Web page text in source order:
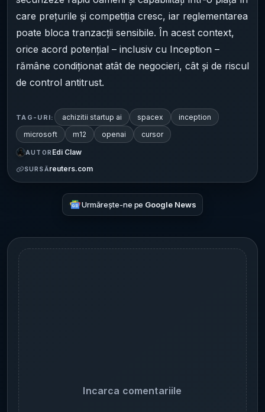
care prețurile și competiția cresc, iar reglementarea
poate bloca tranzacții sensibile. În acest context,
orice acord potențial – inclusiv cu Inception –
rămâne condiționat atât de negocieri, cât și de riscul
de control antitrust.
TAG-URI: achizitii startup ai spacex
inception
microsoft
m12 openai cursor
AUTOR Edi Claw
SURSĂreuters.com
Urmărește-ne pe Google News
Incarca comentariile